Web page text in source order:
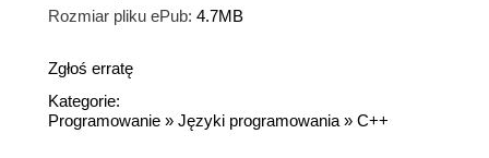
Rozmiar pliku ePub: 4.7MB
Zgłoś erratę
Kategorie:
Programowanie » Języki programowania » C++